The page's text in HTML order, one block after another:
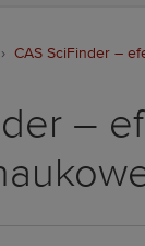
CAS SciFinder –
–